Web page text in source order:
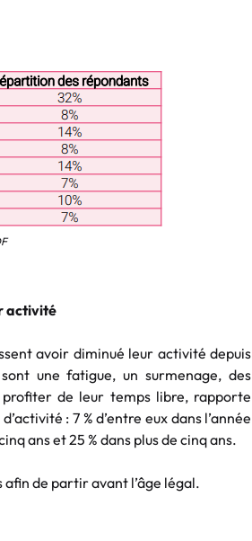
activité
avoir diminué leur activité depuis
une fatigue, un surmenage, des
de leur temps libre, rapporte
: 7 % d’entre eux dans l’année
ans et 25 % dans plus de cinq ans.
afin de partir avant l’âge légal.